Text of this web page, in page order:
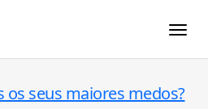
os seus maiores medos?